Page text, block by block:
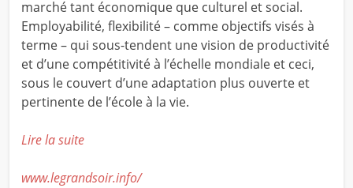
marché tant économique que culturel et social.
Employabilité, flexibilité – comme objectifs visés à
terme – qui sous-tendent une vision de productivité
et d’une compétitivité à l’échelle mondiale et ceci,
sous le couvert d’une adaptation plus ouverte et
pertinente de l’école à la vie.
Lire la suite
www.legrandsoir.info/